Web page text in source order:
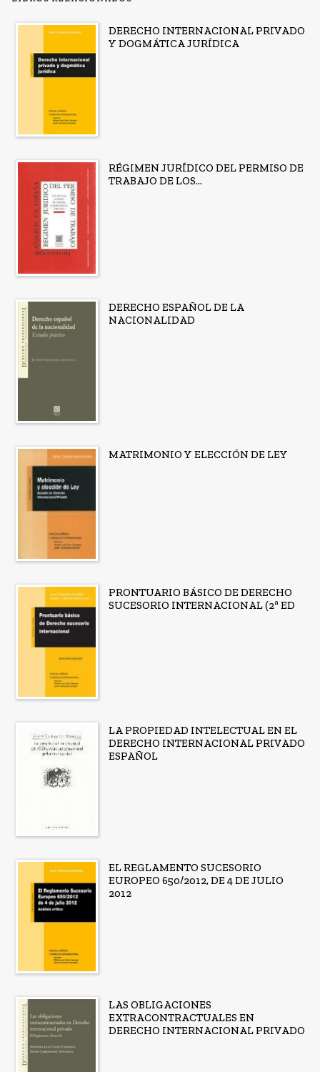
DERECHO INTERNACIONAL PRIVADO
Y DOGMÁTICA JURÍDICA
RÉGIMEN JURÍDICO DEL PERMISO DE
TRABAJO DE LOS...
DERECHO ESPAÑOL DE LA
NACIONALIDAD
MATRIMONIO Y ELECCIÓN DE LEY
PRONTUARIO BÁSICO DE DERECHO
SUCESORIO INTERNACIONAL (2ª ED
LA PROPIEDAD INTELECTUAL EN EL
DERECHO INTERNACIONAL PRIVADO
ESPAÑOL
EL REGLAMENTO SUCESORIO
EUROPEO 650/2012, DE 4 DE JULIO
2012
LAS OBLIGACIONES
EXTRACONTRACTUALES EN
DERECHO INTERNACIONAL PRIVADO